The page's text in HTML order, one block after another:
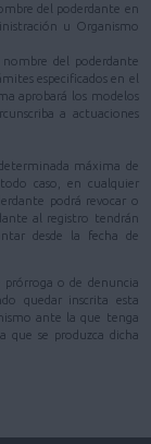
del poderdante en
u Organismo
del poderdante
especificados en el
aprobará los modelos
a actuaciones
máxima de
caso, en cualquier
podrá revocar o
al registro tendrán
desde la fecha de
prórroga o de denuncia
quedar inscrita esta
ante la que tenga
que se produzca dicha